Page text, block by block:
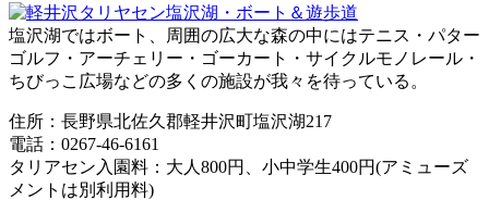
塩沢湖ではボート、周囲の広大な森の中にはテニス・パター
ゴルフ・アーチェリー・ゴーカート・サイクルモノレール・
ちびっこ広場などの多くの施設が我々を待っている。
住所：長野県北佐久郡軽井沢町塩沢湖217
電話：0267-46-6161
タリアセン入園料：大人800円、小中学生400円(アミューズ
メントは別利用料)